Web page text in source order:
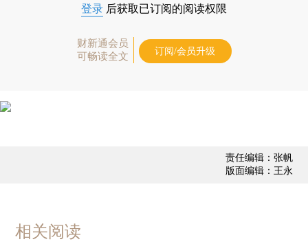
登录 后获取已订阅的阅读权限
财新通会员
可畅读全文
订阅/会员升级
责任编辑：张帆
版面编辑：王永
相关阅读